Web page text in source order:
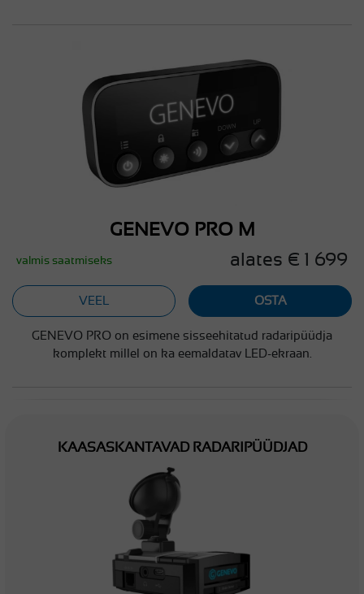
GENEVO PRO M
alates € 1 699
valmis saatmiseks
VEEL OSTA
GENEVO PRO on esimene sisseehitatud radaripüüdja
komplekt millel on ka eemaldatav LED-ekraan.
KAASASKANTAVAD RADARIPÜÜDJAD